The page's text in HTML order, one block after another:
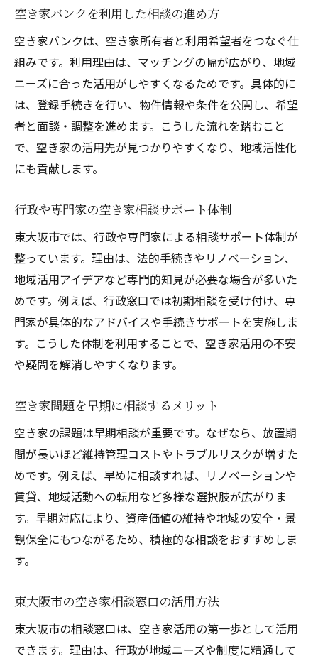
空き家バンクを利用した相談の進め方
空き家バンクは、空き家所有者と利用希望者をつなぐ仕
組みです。利用理由は、マッチングの幅が広がり、地域
ニーズに合った活用がしやすくなるためです。具体的に
は、登録手続きを行い、物件情報や条件を公開し、希望
者と面談・調整を進めます。こうした流れを踏むこと
で、空き家の活用先が見つかりやすくなり、地域活性化
にも貢献します。
行政や専門家の空き家相談サポート体制
東大阪市では、行政や専門家による相談サポート体制が
整っています。理由は、法的手続きやリノベーション、
地域活用アイデアなど専門的知見が必要な場合が多いた
めです。例えば、行政窓口では初期相談を受け付け、専
門家が具体的なアドバイスや手続きサポートを実施しま
す。こうした体制を利用することで、空き家活用の不安
や疑問を解消しやすくなります。
空き家問題を早期に相談するメリット
空き家の課題は早期相談が重要です。なぜなら、放置期
間が長いほど維持管理コストやトラブルリスクが増すた
めです。例えば、早めに相談すれば、リノベーションや
賃貸、地域活動への転用など多様な選択肢が広がりま
す。早期対応により、資産価値の維持や地域の安全・景
観保全にもつながるため、積極的な相談をおすすめしま
す。
東大阪市の空き家相談窓口の活用方法
東大阪市の相談窓口は、空き家活用の第一歩として活用
できます。理由は、行政が地域ニーズや制度に精通して